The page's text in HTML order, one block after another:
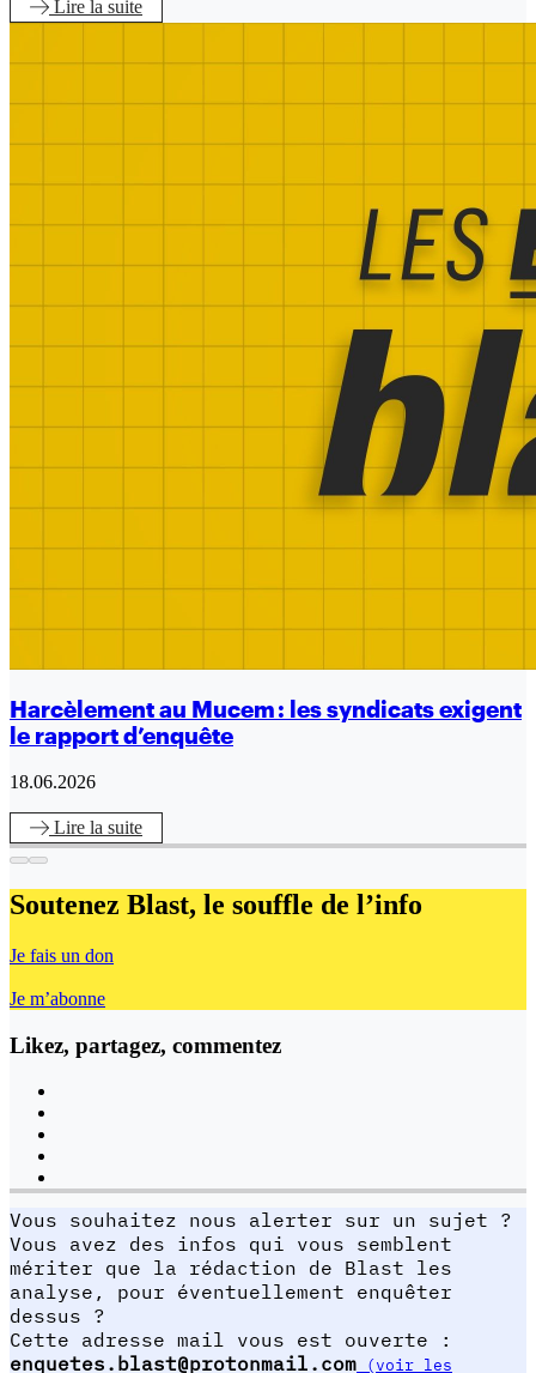
Lire la suite
Harcèlement au Mucem : les syndicats exigent
le rapport d’enquête
18.06.2026
Lire la suite
Soutenez Blast, le souffle de l’info
Je fais un don
Je m’abonne
Likez, partagez, commentez
Vous souhaitez nous alerter sur un sujet ?
Vous avez des infos qui vous semblent
mériter que la rédaction de Blast les
analyse, pour éventuellement enquêter
dessus ?
Cette adresse mail vous est ouverte :
enquetes.blast@protonmail.com (voir les